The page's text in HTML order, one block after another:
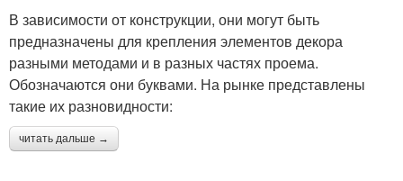
В зависимости от конструкции, они могут быть
предназначены для крепления элементов декора
разными методами и в разных частях проема.
Обозначаются они буквами. На рынке представлены
такие их разновидности:
читать дальше →